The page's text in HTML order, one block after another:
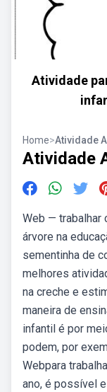
Atividade
Home>Atividade
Atividade
Web — trabalhar
árvore na
sementinha de
melhores
na creche e
maneira de
infantil é por
podem, por
Webpara
ano, é possível